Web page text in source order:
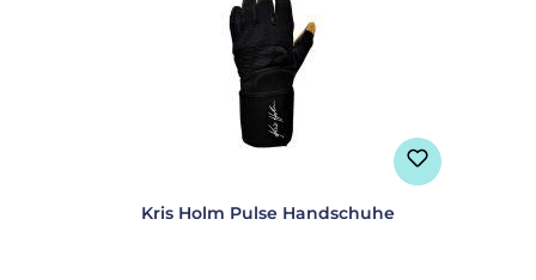
Kris Holm Pulse Handschuhe